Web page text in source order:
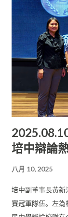
便受託將經驗傳
這是一份沉重的
習到許多更深入
的區別， 她必須
大的考驗。 她說
性思考、 訓練反
性思維， 並加強
己的邏輯思考，
慰地表示， 她所
事中獲得最佳辯
冠軍：黃可佳、林
培中辯論
八月 10, 2025
培中副董事長黃新
賽冠軍隊伍。左